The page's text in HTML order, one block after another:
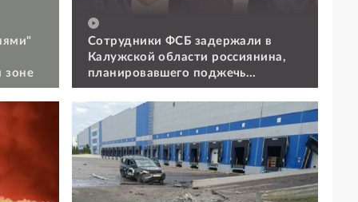
зоне
Сотрудники ФСБ задержали в
Калужской области россиянина,
планировавшего поджечь
военкомат